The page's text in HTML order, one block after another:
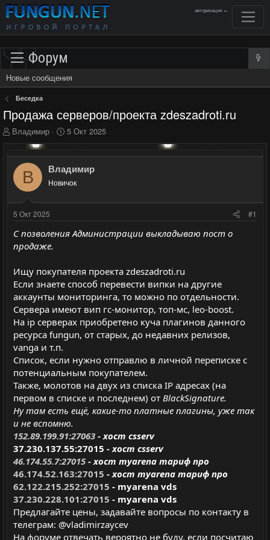
авторизация →
Форум
Новые сообщения
Беседка
Продажа серверов/проекта zdeszadroti.ru
А
в
р
т
м
ы
Владимир
Д
а
н
а
а
5 Окт 2025
В Владимир
Новичок
5 Окт 2025 #1
С позволения Администрации выкладываю пост о
продаже.
Ищу покупателя проекта zdeszadroti.ru
Если знаете способ перевести випки на другие
аккаунты мониторинга, то можно по отдельности.
Сервера имеют вип гс-монитор, топ-мс, leo-boost.
На ip серверах приобретено куча плагинов данного
ресурса fungun, от старых, до недавних релизов,
vanga и т.п.
Список, если нужно отправлю в личной переписке с
потенциальным покупателем.
Также, молотов на двух из списка IP адресах (на
первом в списке и последнем) от BlackSignature.
Ну там есть ещё, какие-то платные плагины, уже так
и не вспомню.
152.89.199.91:27063 - хост csserv
37.230.137.55:27015 - хост csserv
46.174.55.7:27015- хост myarena тариф про
46.174.52.163:27015 - хост myarena тариф про
62.122.215.252:27015 - myarena vds
37.230.228.101:27015 - myarena vds
Предлагайте цены, задавайте вопросы по контакту в
телеграм: @vladimirzaycev
На форуме отвечать вероятно не буду, если посчитаю